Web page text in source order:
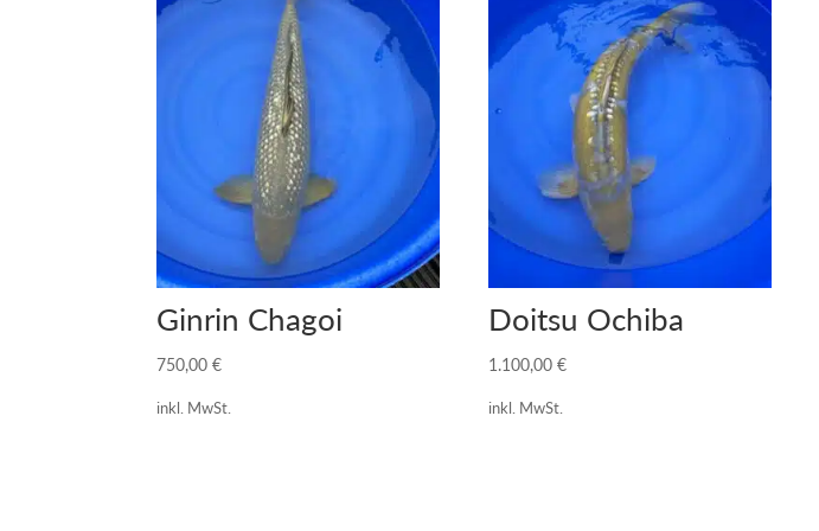
Ginrin Chagoi
750,00 €
inkl. MwSt.
Doitsu Ochiba
1.100,00€
inkl. MwSt.